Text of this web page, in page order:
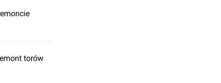
torów